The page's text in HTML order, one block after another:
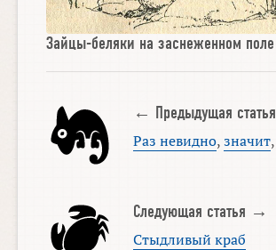
Зайцы-беляки на заснеженном поле
← Предыдущая статья
Раз невидно,значит,
Следующая статья →
Стыдливый краб